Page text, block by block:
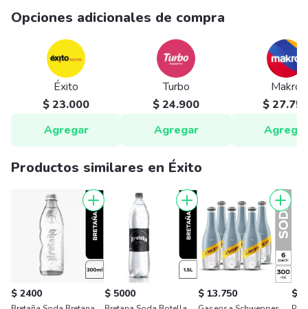
Opciones adicionales de compra
Éxito
$ 23.000
Agregar
Turbo
$ 24.900
Agregar
Makro
$
Agregar
Productos similares en Éxito
$ 2400 $ 5000 $ 13.750 $